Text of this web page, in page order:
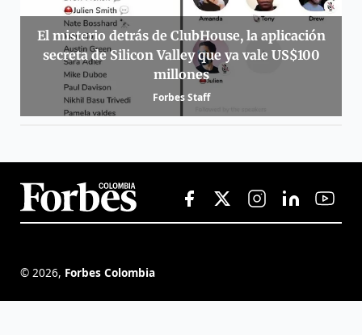
El misterio detrás de ClubHouse, la aplicación
secreta de Silicon Valley que ya vale US$100
millones
Forbes Staff
© 2026, Forbes Colombia